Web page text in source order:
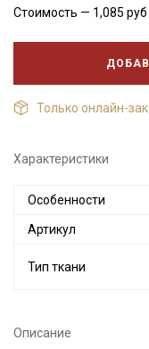
Стоимость — 1,085 руб
Только онлайн-
Характеристики
Особенности
Артикул
Тип ткани
Описание
промокоды